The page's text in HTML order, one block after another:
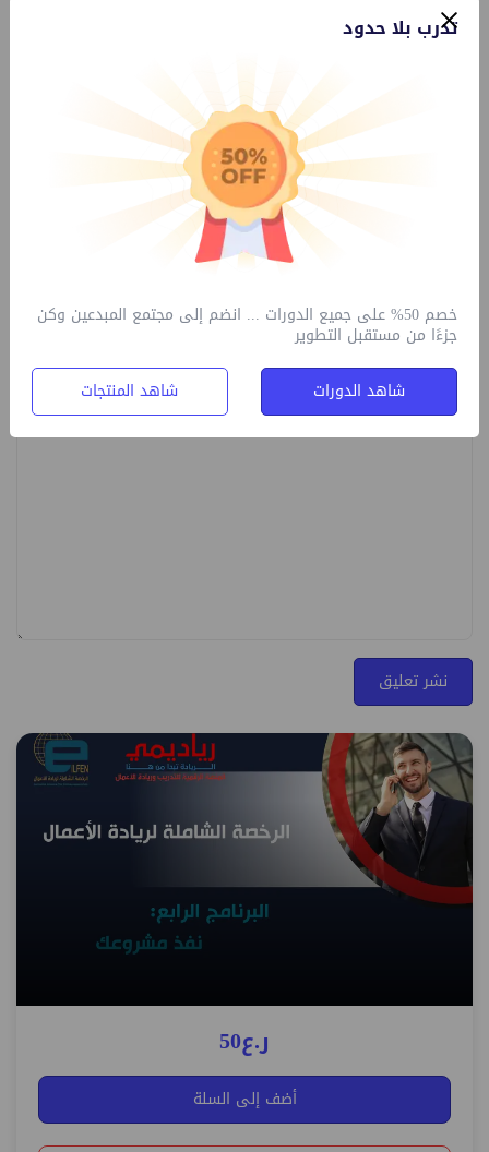
اقترحت من قبل أفضل الشركات
تقترح كبرى الشركات هذه الدورة على موظفيها وموظفيها.
هل يمكنني الحصول على الرخصة الشاملة فقط
التعليقات(0)
نشر تعليق
ر.ع50
أضف إلى السلة
تدرب بلا حدود
خصم 50% على جميع الدورات ... انضم إلى مجتمع المبدعين وكن
جزءًا من مستقبل التطوير
شاهد الدورات
شاهد المنتجات